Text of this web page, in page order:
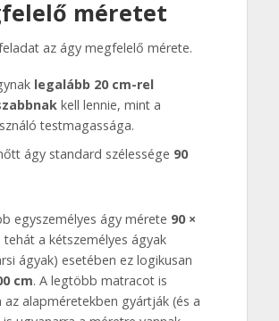
méretet
az ágy megfelelő mérete.
legalább 20 cm-rel
kell lennie, mint a
testmagassága.
ágy standard szélessége 90
egyszemélyes ágy mérete 90 ×
tehát a kétszemélyes ágyak
ágyak) esetében ez logikusan
cm. A legtöbb matracot is
az alapméretekben gyártják (és a